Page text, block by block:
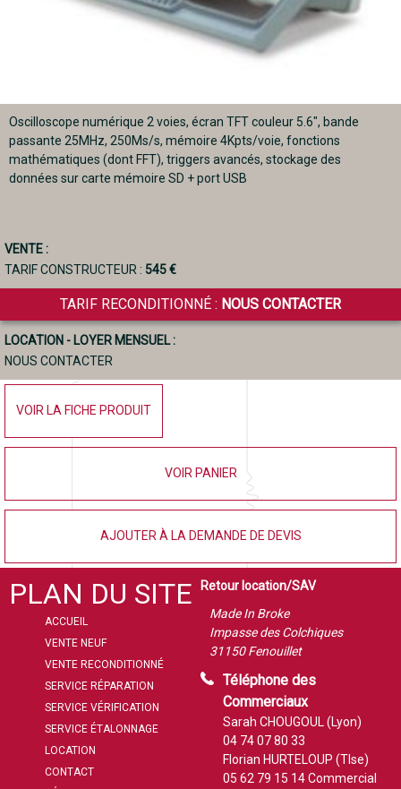
Oscilloscope numérique 2 voies, écran TFT couleur 5.6", bande
passante 25MHz, 250Ms/s, mémoire 4Kpts/voie, fonctions
mathématiques (dont FFT), triggers avancés, stockage des
données sur carte mémoire SD + port USB
VENTE :
TARIF CONSTRUCTEUR : 545 €
TARIF RECONDITIONNÉ : NOUS CONTACTER
LOCATION - LOYER MENSUEL :
NOUS CONTACTER
VOIR LA FICHE PRODUIT
VOIR PANIER
AJOUTER À LA DEMANDE DE DEVIS
PLAN DU SITE
ACCUEIL
VENTE NEUF
VENTE RECONDITIONNÉ
SERVICE RÉPARATION
SERVICE VÉRIFICATION
SERVICE ÉTALONNAGE
LOCATION
CONTACT
Retour location/SAV
Made In Broke
Impasse des Colchiques
31150 Fenouillet
Téléphone des
Commerciaux
Sarah CHOUGOUL (Lyon)
04 74 07 80 33
Florian HURTELOUP (Tlse)
05 62 79 15 14Commercial